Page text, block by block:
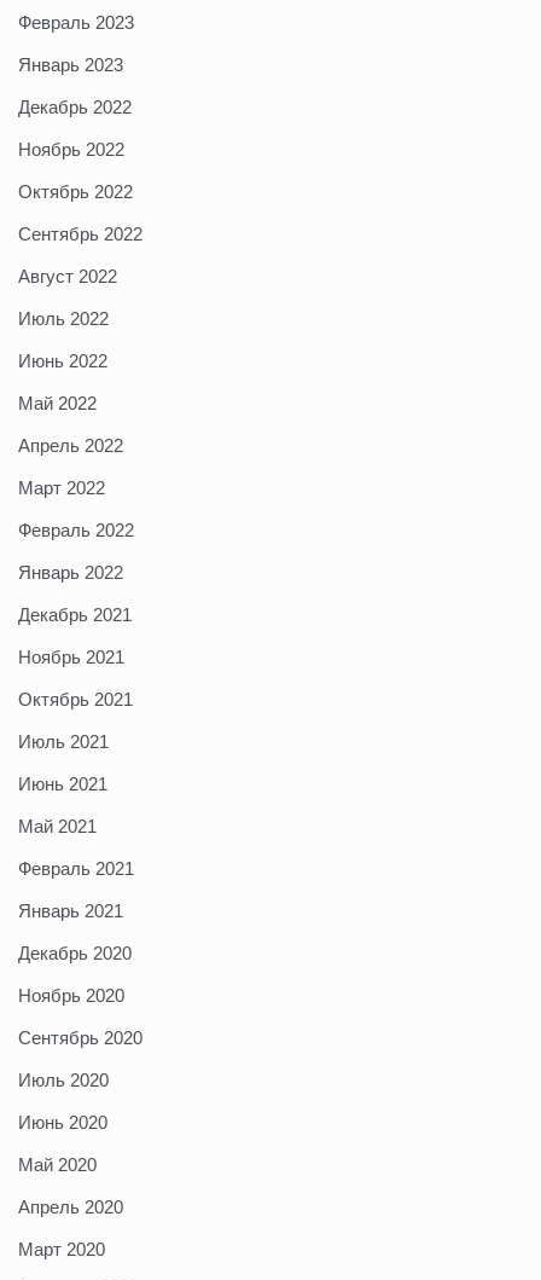
Февраль 2023
Январь 2023
Декабрь 2022
Ноябрь 2022
Октябрь 2022
Сентябрь 2022
Август 2022
Июль 2022
Июнь 2022
Май 2022
Апрель 2022
Март 2022
Февраль 2022
Январь 2022
Декабрь 2021
Ноябрь 2021
Октябрь 2021
Июль 2021
Июнь 2021
Май 2021
Февраль 2021
Январь 2021
Декабрь 2020
Ноябрь 2020
Сентябрь 2020
Июль 2020
Июнь 2020
Май 2020
Апрель 2020
Март 2020